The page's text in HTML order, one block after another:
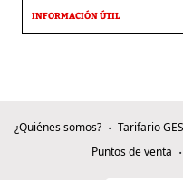
INFORMACIÓN ÚTIL
¿Quiénes somos? Tarifario
Puntos de venta